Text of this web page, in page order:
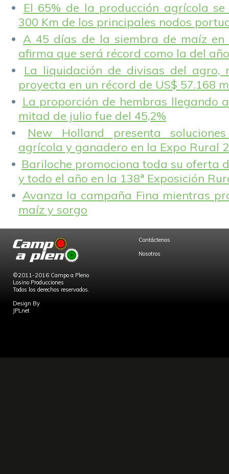
El 65% de la producción agrícola
300 Km de los principales nodos
A 45 días de la siembra de maíz en
afirma que será récord como la del
La liquidación de divisas del agro,
proyecta en un récord de US$ 57.168
La proporción de hembras llegando
mitad de julio fue del 45,2%
New Holland presenta
agrícola y ganadero en la Expo Rural
Bariloche promociona toda su oferta
y todo el año en la 138ª Exposición
Avanza la campaña Fina mientras
maíz y sorgo
©2011-2016 Campo a Pleno
Losino Producciones
Todos los derechos reservados.
Design By
JPLnet
Contáctenos
Nosotros